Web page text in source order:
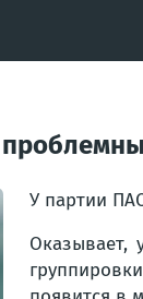
У партии
Оказывает,